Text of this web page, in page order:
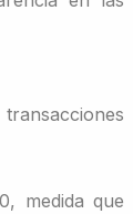
medida que